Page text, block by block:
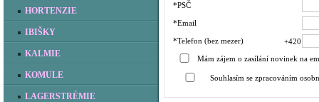
HORTENZIE
IBIŠKY
KALMIE
KOMULE
LAGERSTRÉMIE
*PSČ
*Email
*Telefon (bez mezer)
+420
Mám zájem o zasílání novinek na
Souhlasím se zpracováním